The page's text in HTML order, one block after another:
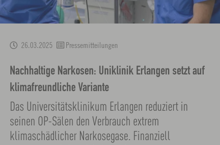
26.03.2025 Pressemitteilungen
Nachhaltige Narkosen: Uniklinik Erlangen setzt auf
klimafreundliche Variante
Das Universitätsklinikum Erlangen reduziert in
seinen OP-Sälen den Verbrauch extrem
klimaschädlicher Narkosegase. Finanziell